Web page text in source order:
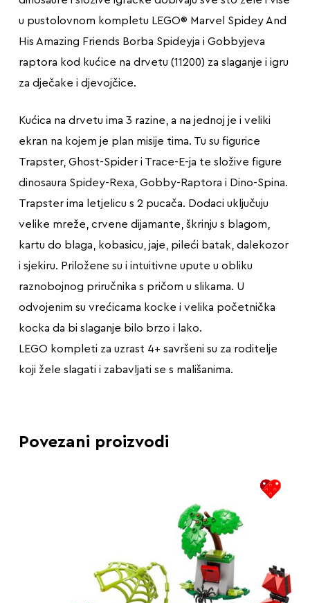
u pustolovnom kompletu LEGO® Marvel Spidey And
His Amazing Friends Borba Spideyja i Gobbyjeva
raptora kod kućice na drvetu (11200) za slaganje i igru
za dječake i djevojčice.
Kućica na drvetu ima 3 razine, a na jednoj je i veliki
ekran na kojem je plan misije tima. Tu su figurice
Trapster, Ghost-Spider i Trace-E-ja te složive figure
dinosaura Spidey-Rexa, Gobby-Raptora i Dino-Spina.
Trapster ima letjelicu s 2 pucača. Dodaci uključuju
velike mreže, crvene dijamante, škrinju s blagom,
kartu do blaga, kobasicu, jaje, pileći batak, dalekozor
i sjekiru. Priložene su i intuitivne upute u obliku
raznobojnog priručnika s pričom u slikama. U
odvojenim su vrećicama kocke i velika početnička
kocka da bi slaganje bilo brzo i lako.
LEGO kompleti za uzrast 4+ savršeni su za roditelje
koji žele slagati i zabavljati se s mališanima.
Povezani proizvodi